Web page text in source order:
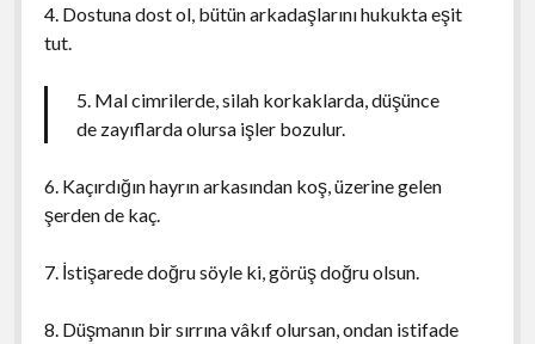
4. Dostuna dost ol, bütün arkadaşlarını hukukta eşit
tut.
5. Mal cimrilerde, silah korkaklarda, düşünce
de zayıflarda olursa işler bozulur.
6. Kaçırdığın hayrın arkasından koş, üzerine gelen
şerden de kaç.
7. İstişarede doğru söyle ki, görüş doğru olsun.
8. Düşmanın bir sırrına vâkıf olursan, ondan istifade